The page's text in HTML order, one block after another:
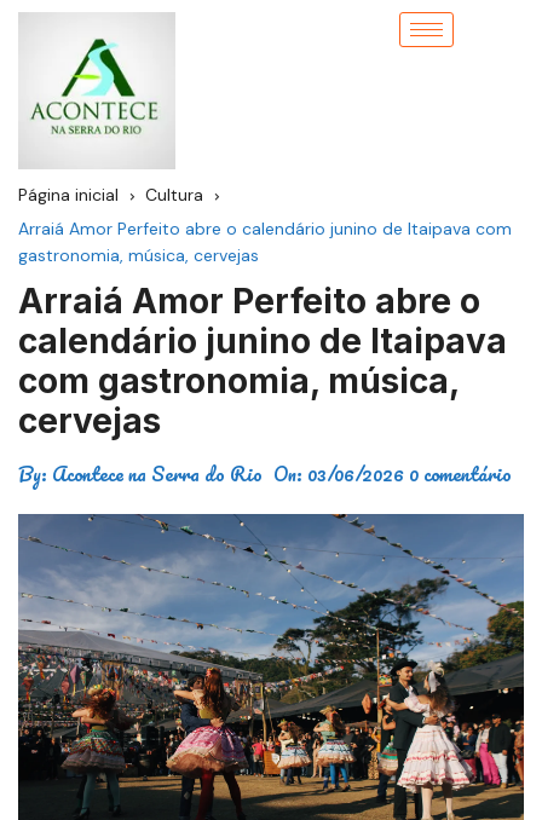
Página inicial
Cultura
Arraiá Amor Perfeito abre o calendário junino de Itaipava com
gastronomia, música, cervejas
Arraiá Amor Perfeito abre o
calendário junino de Itaipava
com gastronomia, música,
cervejas
By: Acontece na Serra do Rio On: 03/06/20260 comentário